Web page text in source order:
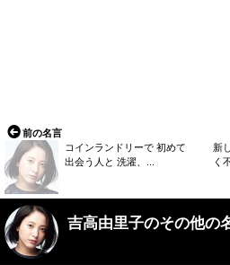
前の名言
コインランドリーで 初めて
出会う人と 洗濯、...
新
く
吉高由里子のその他の